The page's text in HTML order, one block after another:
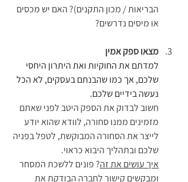
הבריאות / מכון התקנים)? האם יש מכסים
או מיסים נדרשים?
מצאו ספק אמין
למדתם את החוקיות ואת היתרון היחסי
שלכם, אך כמו שהבנתם בעסקים, לא הכל
נעשה בידיים שלכם.
חשוב לבדוק את הספק היטב לפני שאתם
מזמינים ממנו סחורה, לוודא שהוא יודע
לייצר את הסחורה המבוקשת, לטפל בפניה
שלכם ובתהליך היבוא כראוי.
איך עושים את זה? פונים ללשכת המסחר
ומבקשים קישור לחברה הבודקת את